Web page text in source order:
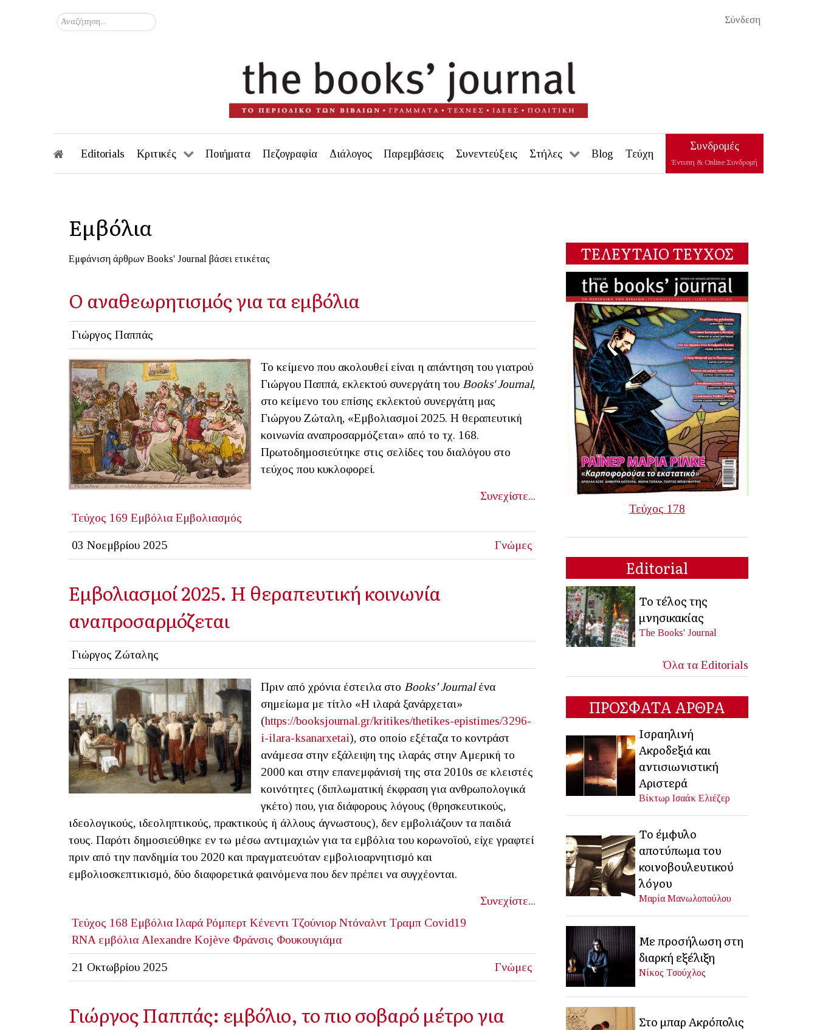
Σύνδεση
Αναζήτηση...
Editorials Κριτικές Ποιήματα Πεζογραφία Διάλογος Παρεμβάσεις Συνεντεύξεις Στήλες Blog Τεύχη
Συνδρομές
Έντυπη & Online Συνδρομή
Εμβόλια
Εμφάνιση άρθρων Books' Journal βάσει ετικέτας
Ο αναθεωρητισμός για τα εμβόλια
Γιώργος Παππάς
Το κείμενο που ακολουθεί είναι η απάντηση του γιατρού
Γιώργου Παππά, εκλεκτού συνεργάτη του Books' Journal,
στο κείμενο του επίσης εκλεκτού συνεργάτη μας
Γιώργου Ζώταλη, «Εμβολιασμοί 2025. Η θεραπευτική
κοινωνία αναπροσαρμόζεται» από το τχ. 168.
Πρωτοδημοσιεύτηκε στις σελίδες του διαλόγου στο
τεύχος που κυκλοφορεί.
Συνεχίστε...
Τεύχος 169 Εμβόλια Εμβολιασμός
03 Νοεμβρίου 2025 Γνώμες
Εμβολιασμοί 2025. Η θεραπευτική κοινωνία
αναπροσαρμόζεται
Γιώργος Ζώταλης
Πριν από χρόνια έστειλα στο Books’Journalένα
σημείωμα με τίτλο «Η ιλαρά ξανάρχεται»
(https://booksjournal.gr/kritikes/thetikes-epistimes/3296-
i-ilara-ksanarxetai), στο οποίο εξέταζα το κοντράστ
ανάμεσα στην εξάλειψη της ιλαράς στην Αμερική το
2000 και στην επανεμφάνισή της στα 2010s σε κλειστές
κοινότητες (διπλωματική έκφραση για ανθρωπολογικά
γκέτο) που, για διάφορους λόγους (θρησκευτικούς,
ιδεολογικούς, ιδεοληπτικούς, πρακτικούς ή άλλους άγνωστους), δεν εμβολιάζουν τα παιδιά
τους. Παρότι δημοσιεύθηκε εν τω μέσω αντιμαχιών για τα εμβόλια του κορωνοϊού, είχε γραφτεί
πριν από την πανδημία του 2020 και πραγματευόταν εμβολιοαρνητισμό και
εμβολιοσκεπτικισμό, δύο διαφορετικά φαινόμενα που δεν πρέπει να συγχέονται.
Συνεχίστε...
Τεύχος 168 Εμβόλια Ιλαρά Ρόμπερτ Κένεντι Τζούνιορ Ντόναλντ Τραμπ Covid19
RNA εμβόλια Alexandre Kojève Φράνσις Φουκουγιάμα
21 Οκτωβρίου 2025 Γνώμες
Γιώργος Παππάς: εμβόλιο, το πιο σοβαρό μέτρο για
ΤΕΛΕΥΤΑΙΟ ΤΕΥΧΟΣ
Τεύχος 178
Editorial
Το τέλος της
μνησικακίας
The Books' Journal
Όλα τα Editorials
ΠΡΟΣΦΑΤΑ ΑΡΘΡΑ
Ισραηλινή
Ακροδεξιά και
αντισιωνιστική
Αριστερά
Βίκτωρ Ισαάκ Ελιέζερ
Το έμφυλο
αποτύπωμα του
κοινοβουλευτικού
λόγου
Μαρία Μανωλοπούλου
Με προσήλωση στη
διαρκή εξέλιξη
Νίκος Τσούχλος
Στο μπαρ Ακρόπολις